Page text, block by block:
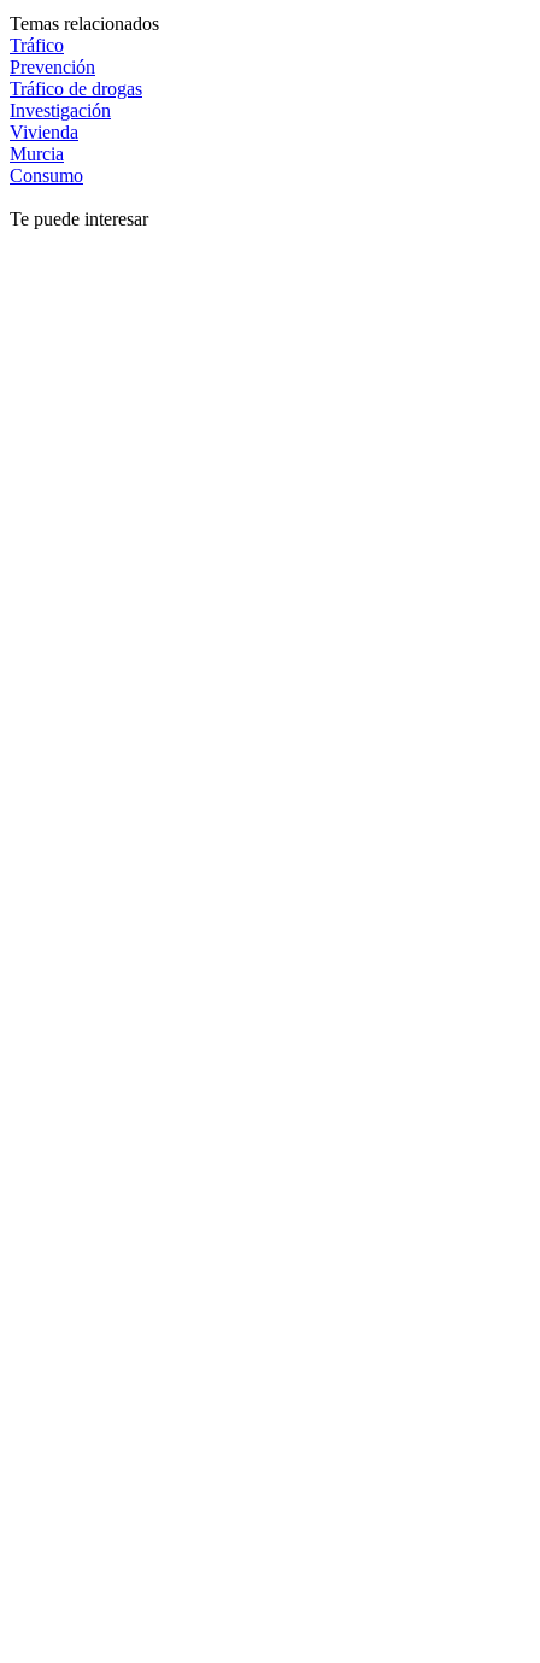
Temas relacionados
Tráfico
Prevención
Tráfico de drogas
Investigación
Vivienda
Murcia
Consumo
Te puede interesar